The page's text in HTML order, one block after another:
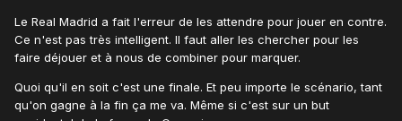
Le Real Madrid a fait l'erreur de les attendre pour jouer en contre.
Ce n'est pas très intelligent. Il faut aller les chercher pour les
faire déjouer et à nous de combiner pour marquer.
Quoi qu'il en soit c'est une finale. Et peu importe le scénario, tant
qu'on gagne à la fin ça me va. Même si c'est sur un but